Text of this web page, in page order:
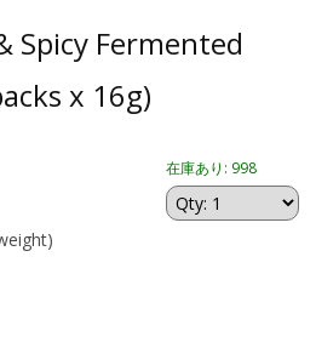
Spicy Fermented
x 16g)
在庫あり: 998